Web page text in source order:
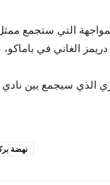
التي ستجمع
الغاني في
الذي سيجمع بين
نهضة